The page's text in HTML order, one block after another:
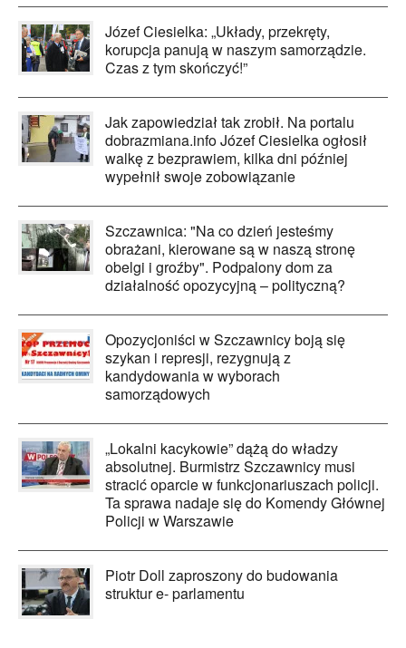
Józef Ciesielka: „Układy, przekręty,
korupcja panują w naszym samorządzie.
Czas z tym skończyć!”
Jak zapowiedział tak zrobił. Na portalu
dobrazmiana.info Józef Ciesielka ogłosił
walkę z bezprawiem, kilka dni później
wypełnił swoje zobowiązanie
Szczawnica: "Na co dzień jesteśmy
obrażani, kierowane są w naszą stronę
obelgi i groźby". Podpalony dom za
działalność opozycyjną – polityczną?
Opozycjoniści w Szczawnicy boją się
szykan i represji, rezygnują z
kandydowania w wyborach
samorządowych
„Lokalni kacykowie” dążą do władzy
absolutnej. Burmistrz Szczawnicy musi
stracić oparcie w funkcjonariuszach policji.
Ta sprawa nadaje się do Komendy Głównej
Policji w Warszawie
Piotr Doll zaproszony do budowania
struktur e- parlamentu